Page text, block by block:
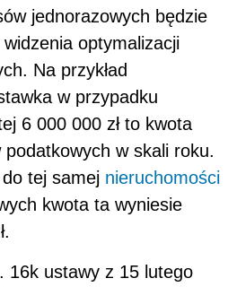
jednorazowych będzie
optymalizacji
Na przykład
w przypadku
6 000 000 zł to kwota
podatkowych w skali roku.
tej samej nieruchomości
kwota ta wyniesie
16k ustawy z 15 lutego